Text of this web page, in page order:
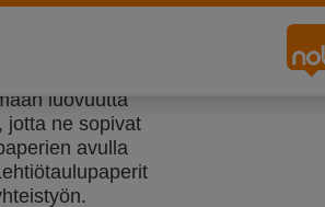
luovuutta
jotta ne sopivat
avulla